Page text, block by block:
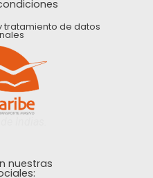
tratamiento de datos
nuestras